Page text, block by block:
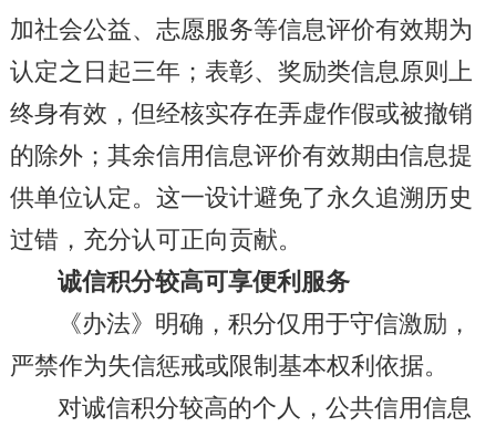
加社会公益、志愿服务等信息评价有效期为
认定之日起三年；表彰、奖励类信息原则上
终身有效，但经核实存在弄虚作假或被撤销
的除外；其余信用信息评价有效期由信息提
供单位认定。这一设计避免了永久追溯历史
过错，充分认可正向贡献。
诚信积分较高可享便利服务
《办法》明确，积分仅用于守信激励，
严禁作为失信惩戒或限制基本权利依据。
对诚信积分较高的个人，公共信用信息